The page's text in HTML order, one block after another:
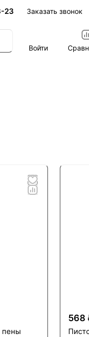
23 Заказать звонок
Войти
пены
568